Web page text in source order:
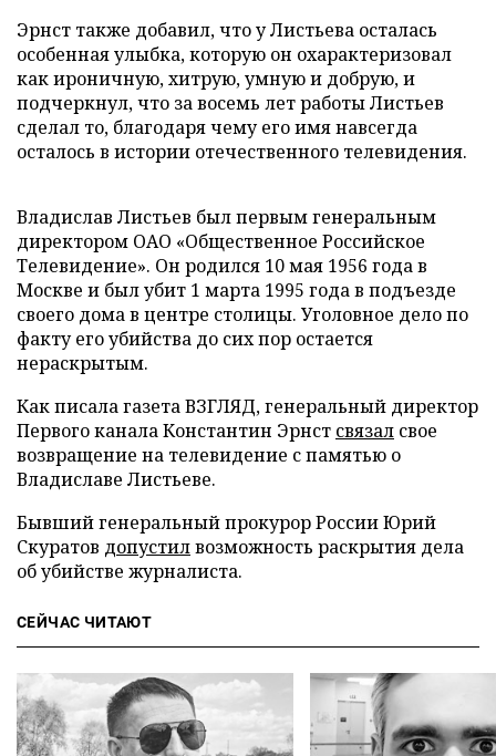
Эрнст также добавил, что у Листьева осталась
особенная улыбка, которую он охарактеризовал
как ироничную, хитрую, умную и добрую, и
подчеркнул, что за восемь лет работы Листьев
сделал то, благодаря чему его имя навсегда
осталось в истории отечественного телевидения.
Владислав Листьев был первым генеральным
директором ОАО «Общественное Российское
Телевидение». Он родился 10 мая 1956 года в
Москве и был убит 1 марта 1995 года в подъезде
своего дома в центре столицы. Уголовное дело по
факту его убийства до сих пор остается
нераскрытым.
Как писала газета ВЗГЛЯД, генеральный директор
Первого канала Константин Эрнст связал свое
возвращение на телевидение с памятью о
Владиславе Листьеве.
Бывший генеральный прокурор России Юрий
Скуратов допустилвозможность раскрытия дела
об убийстве журналиста.
СЕЙЧАС ЧИТАЮТ